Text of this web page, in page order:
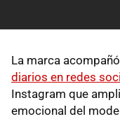
La marca
diarios en redes
Instagram que
emocional del